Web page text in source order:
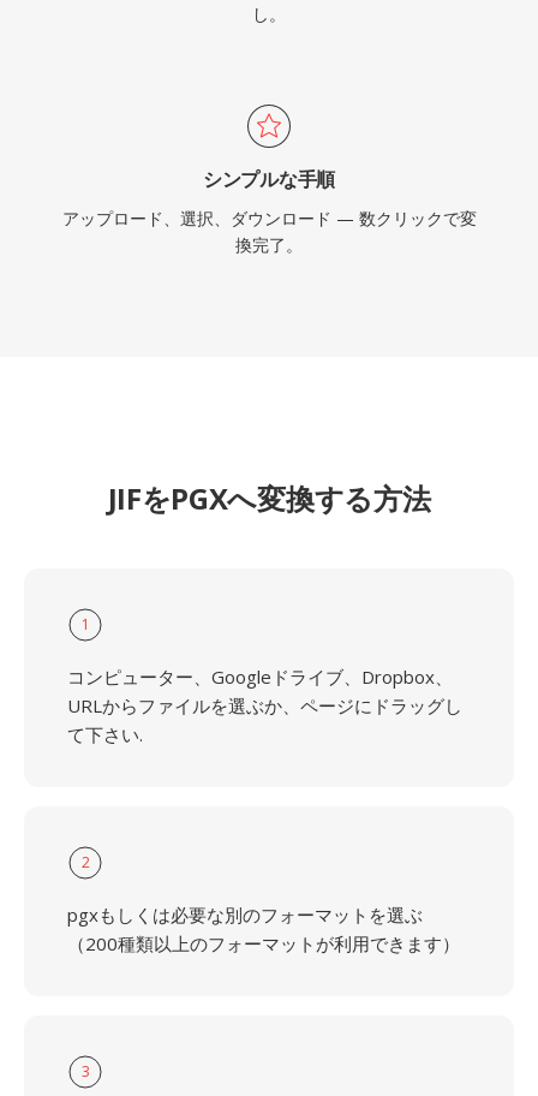
し。
シンプルな手順
アップロード、選択、ダウンロード — 数クリックで変
換完了。
JIFをPGXへ変換する方法
1
コンピューター、Googleドライブ、Dropbox、
URLからファイルを選ぶか、ページにドラッグし
て下さい.
2
pgxもしくは必要な別のフォーマットを選ぶ
（200種類以上のフォーマットが利用できます）
3